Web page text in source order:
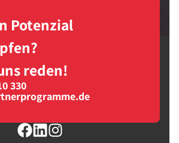
Potenzial
reden!
330